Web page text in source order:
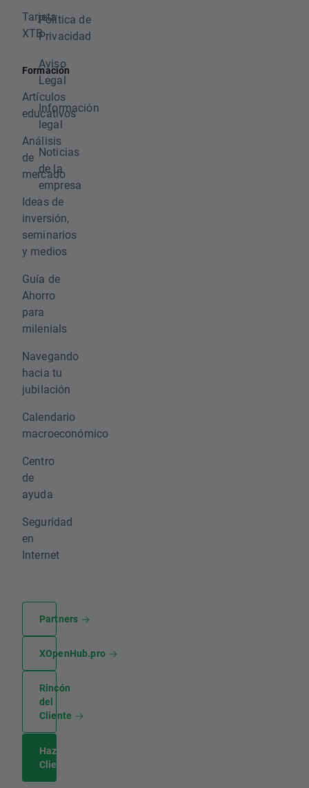
Tarjeta
XTB
Formación
Artículos
educativos
Análisis
de
mercado
Ideas de
inversión,
seminarios
y medios
Guía de
Ahorro
para
milenials
Navegando
hacia tu
jubilación
Calendario
macroeconómico
Centro
de
ayuda
Seguridad
en
Internet
Política de
Privacidad
Aviso
Legal
Información
legal
Noticias
de la
empresa
Partners
XOpenHub.pro
Rincón
del
Cliente
Hazte
Cliente